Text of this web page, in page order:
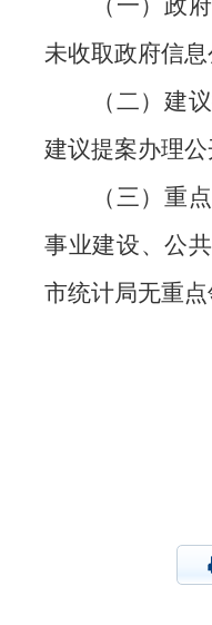
（一）政
未收取政府信息
（二）建
建议提案办理
（三）重
事业建设、公
市统计局无重点